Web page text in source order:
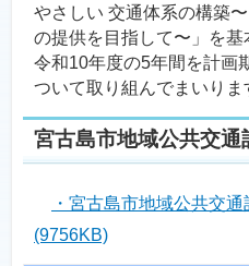
やさしい 交通体系の構築
の提供を目指して〜」を
令和10年度の5年間を計画
ついて取り組んでまいりま
宮古島市地域公共交通
・宮古島市地域公共交通
(9756KB)